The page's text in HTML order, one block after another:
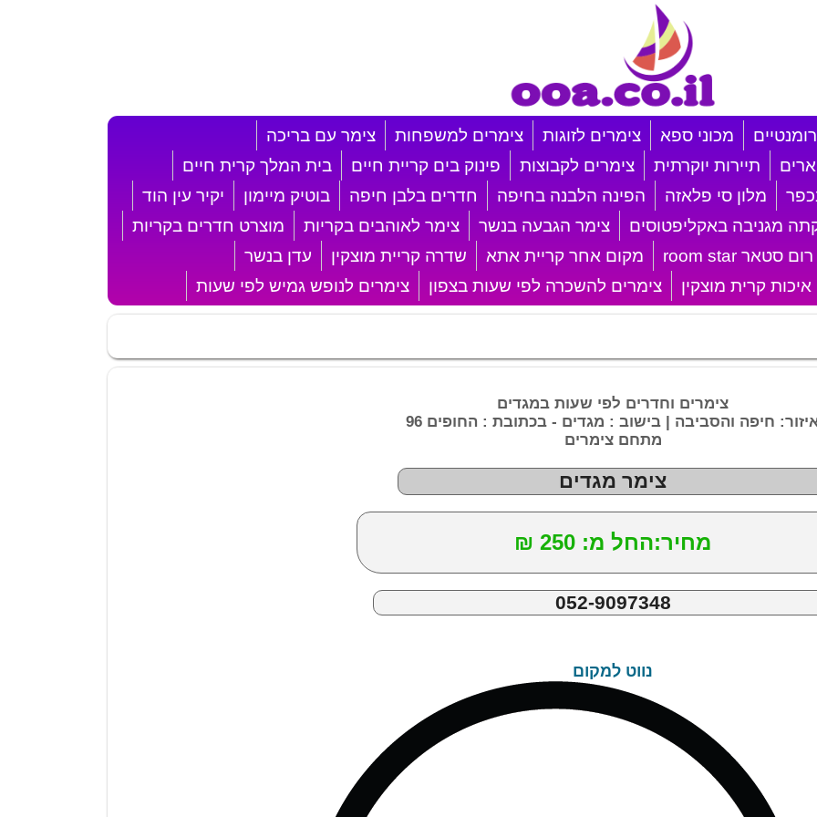
מכוני ספא צימרים לזוגות צימרים למשפחות
צימר עם בריכה
תיירות יוקרתית צימרים לקבוצות פינוק בים קריית חיים
בית המלך קרית חיים
מלון סי פלאזה הפינה הלבנה בחיפה חדרים בלבן חיפה בוטיק מיימון
יקיר עין הוד
מגניבה באקליפטוסים
צימר הגבעה בנשר צימר לאוהבים בקריות
מוצרט חדרים בקריות
רום סטאר room star
מקום אחר קריית אתא שדרה קריית מוצקין
עדן בנשר
איכות קרית מוצקין
צימרים להשכרה לפי שעות בצפון צימרים לנופש גמיש לפי שעות
צימרים וחדרים לפי שעות במגדים
חיפה והסביבה | בישוב : מגדים - בכתובת : החופים 96
מתחם צימרים
צימר מגדים
מחיר:החל מ: 250 ₪
052-9097348
נווט למקום